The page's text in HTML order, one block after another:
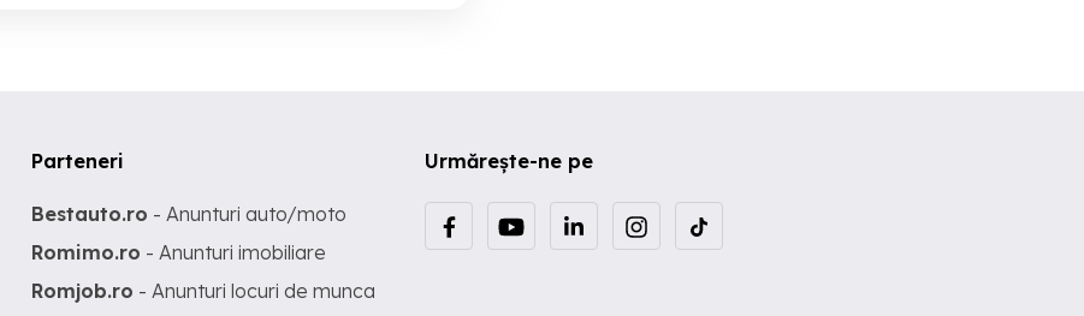
Urmărește-ne pe
Parteneri
Bestauto.ro - Anunturi auto/moto
Romimo.ro - Anunturi imobiliare
Romjob.ro - Anunturi locuri de munca